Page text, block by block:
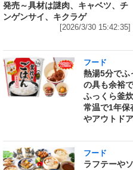
発売～具材は謎肉、キャベツ、チ
ンゲンサイ、キクラゲ
[2026/3/30 15:42:35]
フード
熱湯5分でふ
の具も余裕
ふっくら釜
常温で1年保
やアウトド
フード
ラフテーや